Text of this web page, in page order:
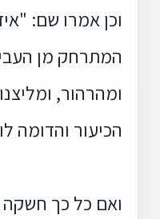
וכן אמרו שם:
המתרחק מן
ומהרהור,
הכיעור והדומה
ואם כל כך